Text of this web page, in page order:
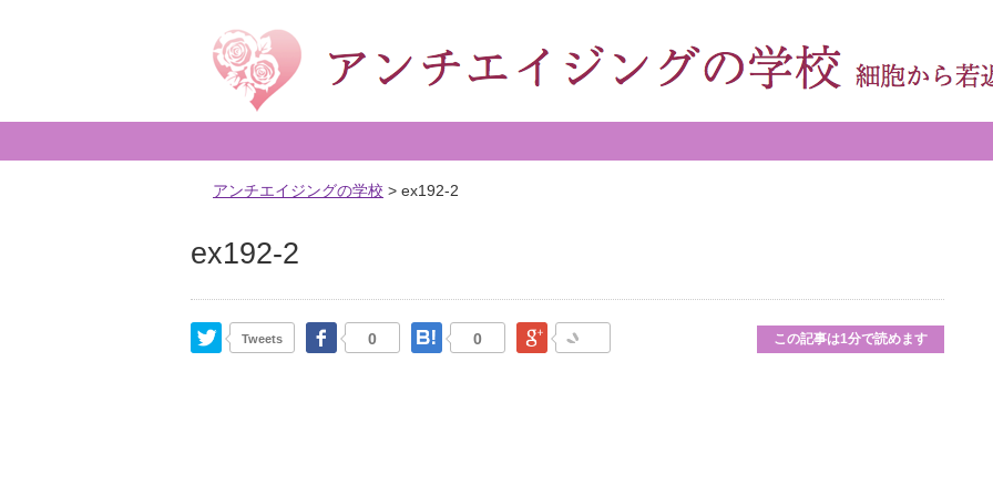
アンチエイジングの学校 > ex192-2
ex192-2
Tweets
Twitter 0
Facebook 0
はてなブックマークGoogle Plus この記事は1分で読めます